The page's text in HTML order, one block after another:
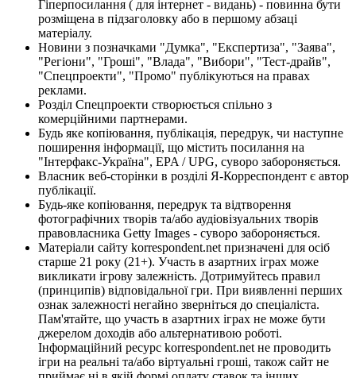
Гіперпосилання ( для інтернет - видань) - повинна бути
розміщена в підзаголовку або в першому абзаці
матеріалу.
Новини з позначками "Думка", "Експертиза", "Заява",
"Регіони", "Гроші", "Влада", "Вибори", "Тест-драйв",
"Спецпроекти", "Промо" публікуються на правах
реклами.
Розділ Спецпроекти створюється спільно з
комерційними партнерами.
Будь яке копіювання, публікація, передрук, чи наступне
поширення інформації, що містить посилання на
"Інтерфакс-Україна", EPA / UPG, суворо забороняється.
Власник веб-сторінки в розділі Я-Корреспондент є автор
публікації.
Будь-яке копіювання, передрук та відтворення
фотографічних творів та/або аудіовізуальних творів
правовласника Getty Images - суворо забороняється.
Матеріали сайту korrespondent.net призначені для осіб
старше 21 року (21+). Участь в азартних іграх може
викликати ігрову залежність. Дотримуйтесь правил
(принципів) відповідальної гри. При виявленні перших
ознак залежності негайно зверніться до спеціаліста.
Пам'ятайте, що участь в азартних іграх не може бути
джерелом доходів або альтернативою роботі.
Інформаційний ресурс korrespondent.net не проводить
ігри на реальні та/або віртуальні гроші, також сайт не